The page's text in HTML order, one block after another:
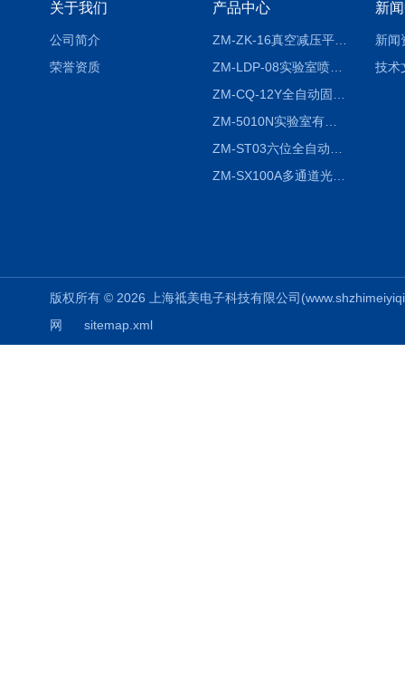
关于我们
公司简介
荣誉资质
产品中心
ZM-ZK-16真空减压平行浓缩仪
ZM-LDP-08实验室喷雾冷冻干燥机
ZM-5010N实验室有机溶剂喷雾干燥机
ZM-SX100A多通道光催化反应仪
新
新闻
技术
版权所有 © 2026 上海祗美电子科技有限公司
网
sitemap.xml